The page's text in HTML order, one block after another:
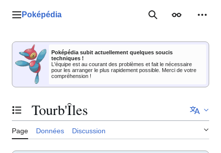
Menu principal
Poképédia RechercherApparence
Poképédia subit actuellement quelques soucis
techniques !
L'équipe est au courant des problèmes et fait le nécessaire
pour les arranger le plus rapidement possible. Merci de votre
compréhension !
Basculer la table des matières
Tourb'Îles
Page Données Discussion